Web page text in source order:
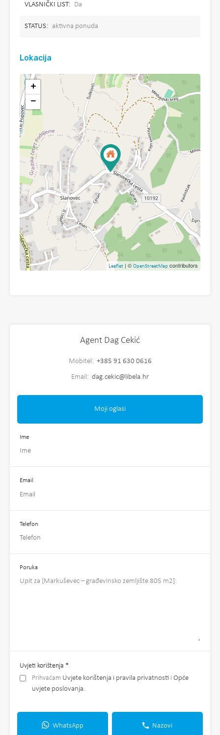
VLASNIČKI LIST: Da
STATUS: aktivna ponuda
Lokacija
+
−
Leaflet | © OpenStreetMap contributors
Agent Dag Cekić
Mobitel: +385 91 630 0616
Email: dag.cekic@libela.hr
Moji oglasi
Ime
Email
Telefon
Poruka
Uvjeti korištenja *
Prihvaćam Uvjete korištenja i pravila privatnosti i Opće
uvjete poslovanja.
WhatsApp Nazovi